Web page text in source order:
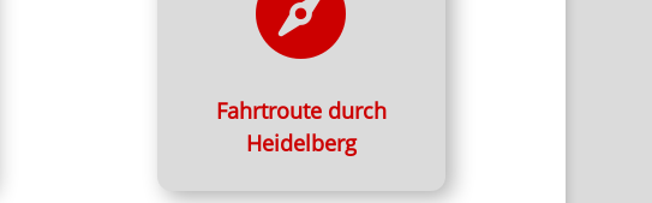
Fahrtroute durch
Heidelberg
Die schönste Strecke:
Heidelberg Stadtrundfahrt
Fahrtroute